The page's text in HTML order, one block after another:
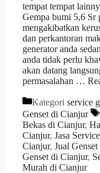
tempat tempat
Gempa bumi 5,6 Sr
mengakibatkan
dan perkantoran
generator anda
anda tidak perlu
akan datang
permasalahan …
Kategori service
Genset di Cianjur
Bekas di Cianjur,
Cianjur, Jasa
Cianjur, Jual
Genset di Cianjur,
Murah di Cianjur